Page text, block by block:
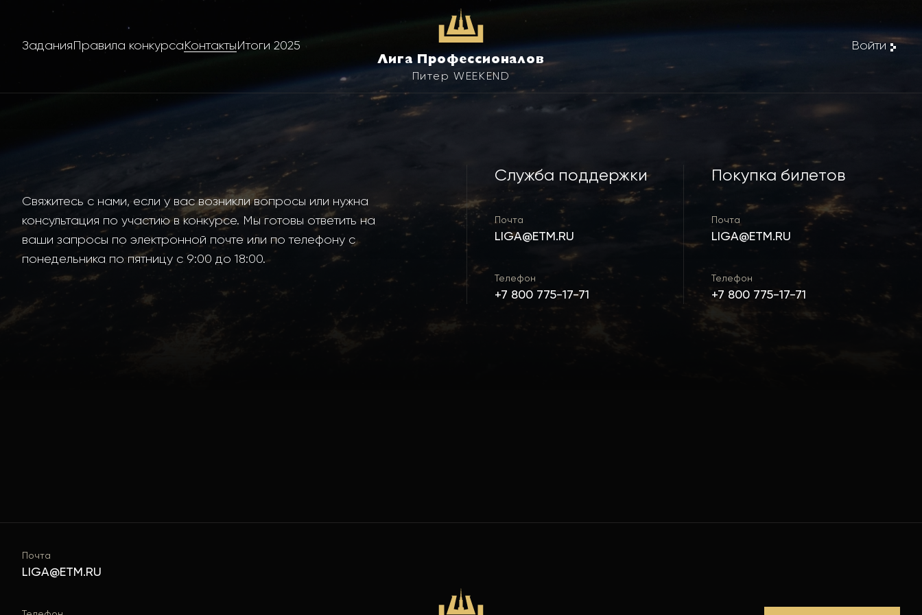
Задания Правила конкурса Контакты Итоги 2025
Лига Профессионалов
Питер WEEKEND
Войти
Свяжитесь с нами, если у вас возникли вопросы или нужна
консультация по участию в конкурсе. Мы готовы ответить на
ваши запросы по электронной почте или по телефону с
понедельника по пятницу с 9:00 до 18:00.
Служба поддержки
Почта
LIGA@ETM.RU
Телефон
+7 800 775-17-71
Покупка билетов
Почта
LIGA@ETM.RU
Телефон
+7 800 775-17-71
Почта
LIGA@ETM.RU